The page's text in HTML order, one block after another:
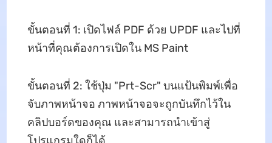
ขั้นตอนที่ 1: เปิดไฟล์ PDF ด้วย UPDF และไปที่
หน้าที่คุณต้องการเปิดใน MS Paint
ขั้นตอนที่ 2: ใช้ปุ่ม "Prt-Scr" บนแป้นพิมพ์เพื่อ
จับภาพหน้าจอ ภาพหน้าจอจะถูกบันทึกไว้ใน
คลิปบอร์ดของคุณ และสามารถนำเข้าสู่